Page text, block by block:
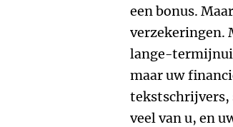
een bonus.
verzekeringen.
lange-
maar uw
tekstschrijvers,
veel van u, en